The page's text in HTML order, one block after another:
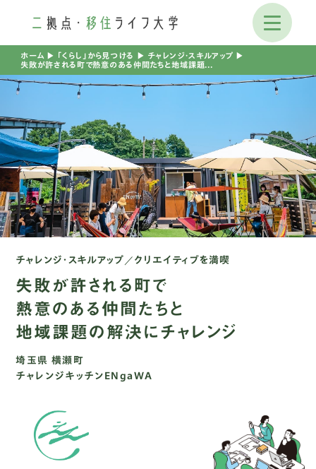
ホーム ▶︎ 「くらし」から見つける ▶︎ チャレンジ・スキルアップ ▶︎
チャレンジ・スキルアップ クリエイティブを満喫
失敗が許される町で
熱意のある仲間たちと
地域課題の解決にチャレンジ
埼玉県 横瀬町
チャレンジキッチンENgaWA